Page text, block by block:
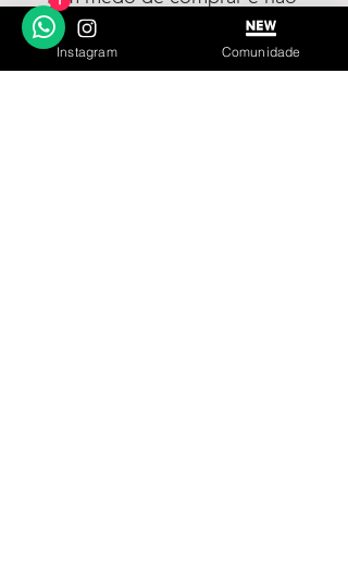
gostar? Fique tranquilo,
garantimos a sua satisfação
Instagram Comunidade
1